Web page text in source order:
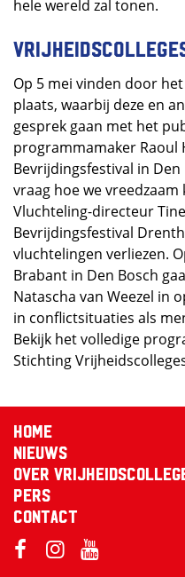
hele wereld zal tonen.
Op 5 mei vinden door
plaats, waarbij deze en
gesprek gaan met het
programmamaker Raoul
Bevrijdingsfestival in
vraag hoe we
Vluchteling-directeur
Bevrijdingsfestival
vluchtelingen verliezen.
Brabant in Den Bosch
Natascha van Weezel in
in conflictsituaties als
Bekijk het volledige
Stichting
Home
Nieuws
Over
Pers
Contact